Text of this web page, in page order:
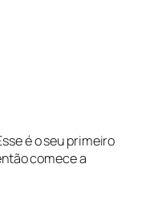
é o seu primeiro
comece a